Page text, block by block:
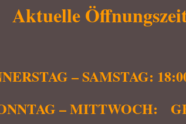
Aktuelle
– SAMSTAG:
– MITTWOCH: